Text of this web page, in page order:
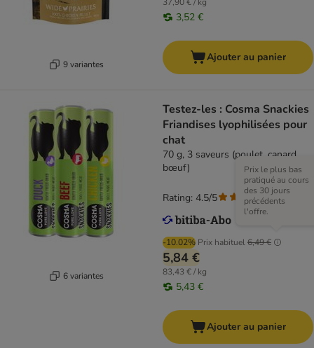
9 variantes
3,52 €
Ajouter au panier
6 variantes
Testez-les : Cosma Snackies
Friandises lyophilisées pour
chat
70 g, 3 saveurs (poulet, canard,
bœuf)
-10.02% Prix habituel6,49 €
Prix le plus bas
pratiqué au cours
des 30 jours
précédents
l'offre.
5,84 €
83,43 € / kg
5,43 €
Rating: 4.5/5 (46
Ajouter au panier